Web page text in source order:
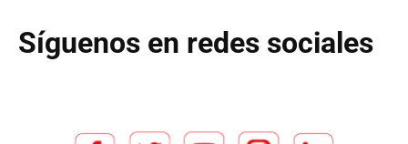
Síguenos en redes sociales